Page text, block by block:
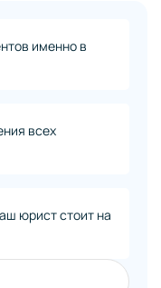
именно в
всех
юрист стоит на